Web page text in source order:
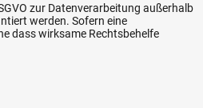
zur Datenverarbeitung außerhalb
werden. Sofern eine
dass wirksame Rechtsbehelfe